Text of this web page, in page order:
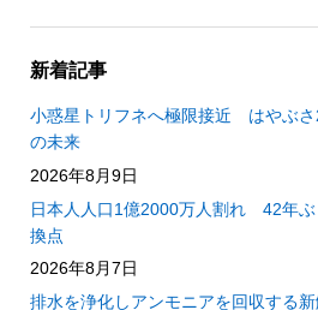
新着記事
小惑星トリフネへ極限接近 はやぶさ
の未来
2026年8月9日
日本人人口1億2000万人割れ 42年
換点
2026年8月7日
排水を浄化しアンモニアを回収する